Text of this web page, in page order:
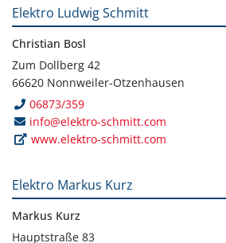
Elektro Ludwig Schmitt
Christian Bosl
Zum Dollberg 42
66620 Nonnweiler-Otzenhausen
06873/359
info@elektro-schmitt.com
www.elektro-schmitt.com
Elektro Markus Kurz
Markus Kurz
Hauptstraße 83